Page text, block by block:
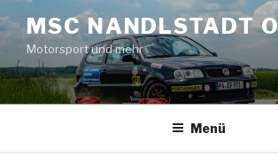
Inhalt
springen
MSC NANDLSTADT
Motorsport und mehr
Menü